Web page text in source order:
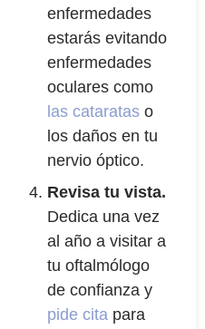
enfermedades
estarás evitando
enfermedades
oculares como
las cataratas o
los daños en tu
nervio óptico.
Revisa tu vista.
Dedica una vez
al año a visitar a
tu oftalmólogo
de confianza y
pide cita para